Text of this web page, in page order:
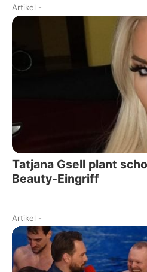
Artikel -
Tatjana Gsell plant
Beauty-Eingriff
Artikel -